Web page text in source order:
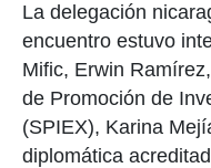
La delegación
encuentro estuvo
Mific, Erwin
de Promoción de
(SPIEX), Karina
diplomática